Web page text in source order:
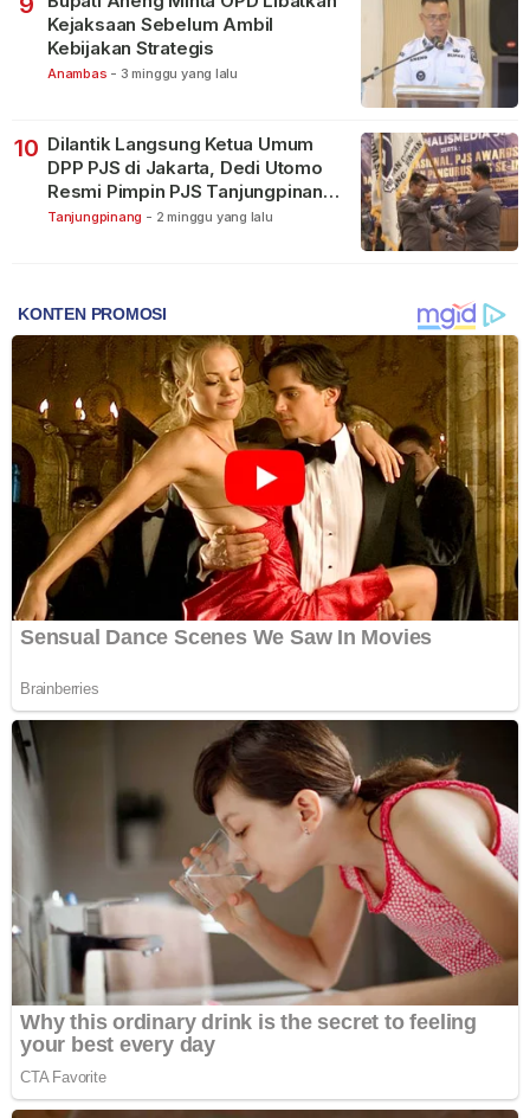
Kejaksaan Sebelum Ambil
Kebijakan Strategis
Anambas - 3 minggu yang lalu
10 Dilantik Langsung Ketua Umum
DPP PJS di Jakarta, Dedi Utomo
Resmi Pimpin PJS Tanjungpinang-
Bintan
Tanjungpinang - 2 minggu yang lalu